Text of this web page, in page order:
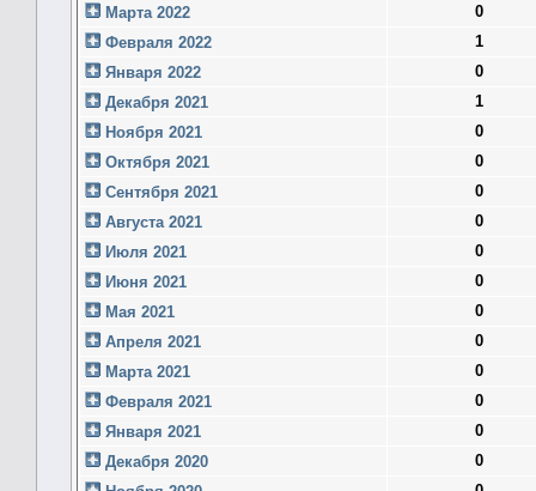
Марта 2022
0
Февраля 2022
1
Января 2022
0
Декабря 2021
1
Ноября 2021
0
Октября 2021
0
Сентября 2021
0
Августа 2021
0
Июля 2021
0
Июня 2021
0
Мая 2021
0
Апреля 2021
0
Марта 2021
0
Февраля 2021
0
Января 2021
0
Декабря 2020
0